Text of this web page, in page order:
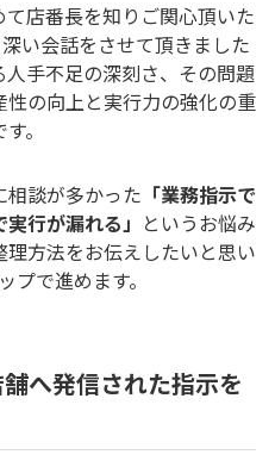
店番長を知りご関心頂いた
い会話をさせて頂きました
手不足の深刻さ、その問題
の向上と実行力の強化の重
。
談が多かった 「業務指示で
行が漏れる」 というお悩み
方法をお伝えしたいと思い
プで進めます。
へ発信された指示を